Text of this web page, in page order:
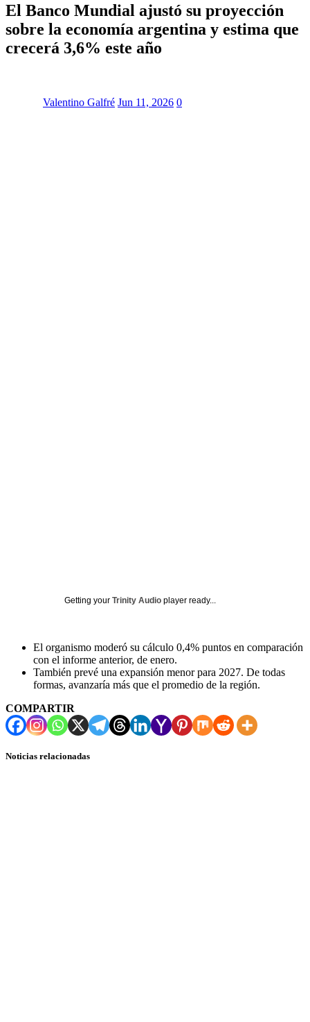
El Banco Mundial ajustó su proyección
sobre la economía argentina y estima que
crecerá 3,6% este año
Valentino Galfré Jun 11, 2026 0
Getting your Trinity Audio player ready...
El organismo moderó su cálculo 0,4% puntos en comparación
con el informe anterior, de enero.
También prevé una expansión menor para 2027. De todas
formas, avanzaría más que el promedio de la región.
COMPARTIR
Noticias relacionadas